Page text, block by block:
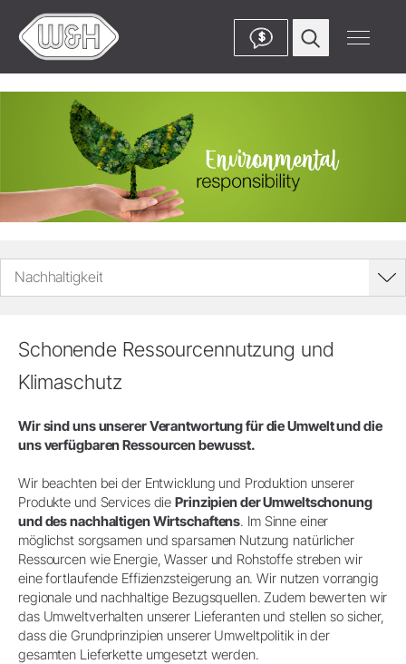
$
Nachhaltigkeit
Schonende Ressourcennutzung und
Klimaschutz
Wir sind uns unserer Verantwortung für die Umwelt und die
uns verfügbaren Ressourcen bewusst.
Wir beachten bei der Entwicklung und Produktion unserer
Produkte und Services diePrinzipien der Umweltschonung
und des nachhaltigen Wirtschaftens. Im Sinne einer
möglichst sorgsamen und sparsamen Nutzung natürlicher
Ressourcen wie Energie, Wasser und Rohstoffe streben wir
eine fortlaufende Effizienzsteigerung an. Wir nutzen vorrangig
regionale und nachhaltige Bezugsquellen. Zudem bewerten wir
das Umweltverhalten unserer Lieferanten und stellen so sicher,
dass die Grundprinzipien unserer Umweltpolitik in der
gesamten Lieferkette umgesetzt werden.